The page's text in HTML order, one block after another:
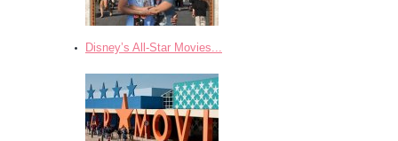
Disney’s All-Star Movies...